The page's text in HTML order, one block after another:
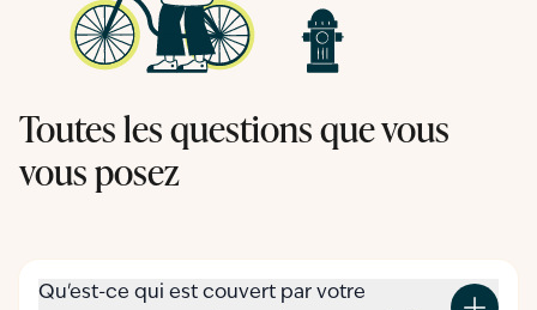
Toutes les questions que vous
vous posez
Qu'est-ce qui est couvert par votre